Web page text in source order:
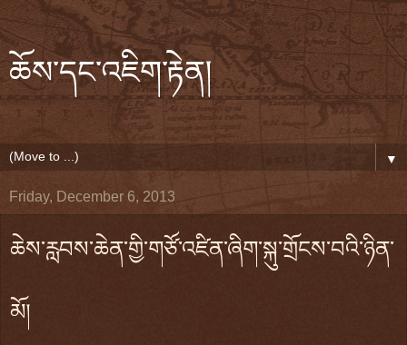
ཆོས་དང་འཇིག་རྟེན།
▼
Friday, December 6, 2013
ཆེས་རླབས་ཆེན་གྱི་གཙོ་འཛིན་ཞིག་སྐུ་གྲོངས་བའི་ཉིན་
མོ།